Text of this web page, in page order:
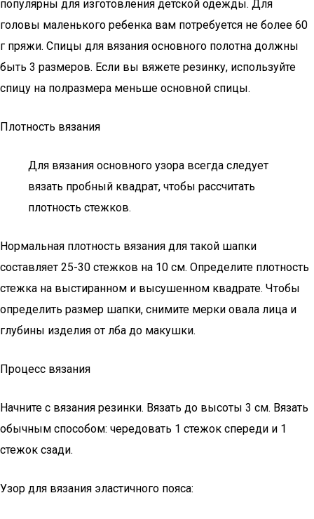
популярны для изготовления детской одежды. Для
головы маленького ребенка вам потребуется не более 60
г пряжи. Спицы для вязания основного полотна должны
быть 3 размеров. Если вы вяжете резинку, используйте
спицу на полразмера меньше основной спицы.
Плотность вязания
Для вязания основного узора всегда следует
вязать пробный квадрат, чтобы рассчитать
плотность стежков.
Нормальная плотность вязания для такой шапки
составляет 25-30 стежков на 10 см. Определите плотность
стежка на выстиранном и высушенном квадрате. Чтобы
определить размер шапки, снимите мерки овала лица и
глубины изделия от лба до макушки.
Процесс вязания
Начните с вязания резинки. Вязать до высоты 3 см. Вязать
обычным способом: чередовать 1 стежок спереди и 1
стежок сзади.
Узор для вязания эластичного пояса: